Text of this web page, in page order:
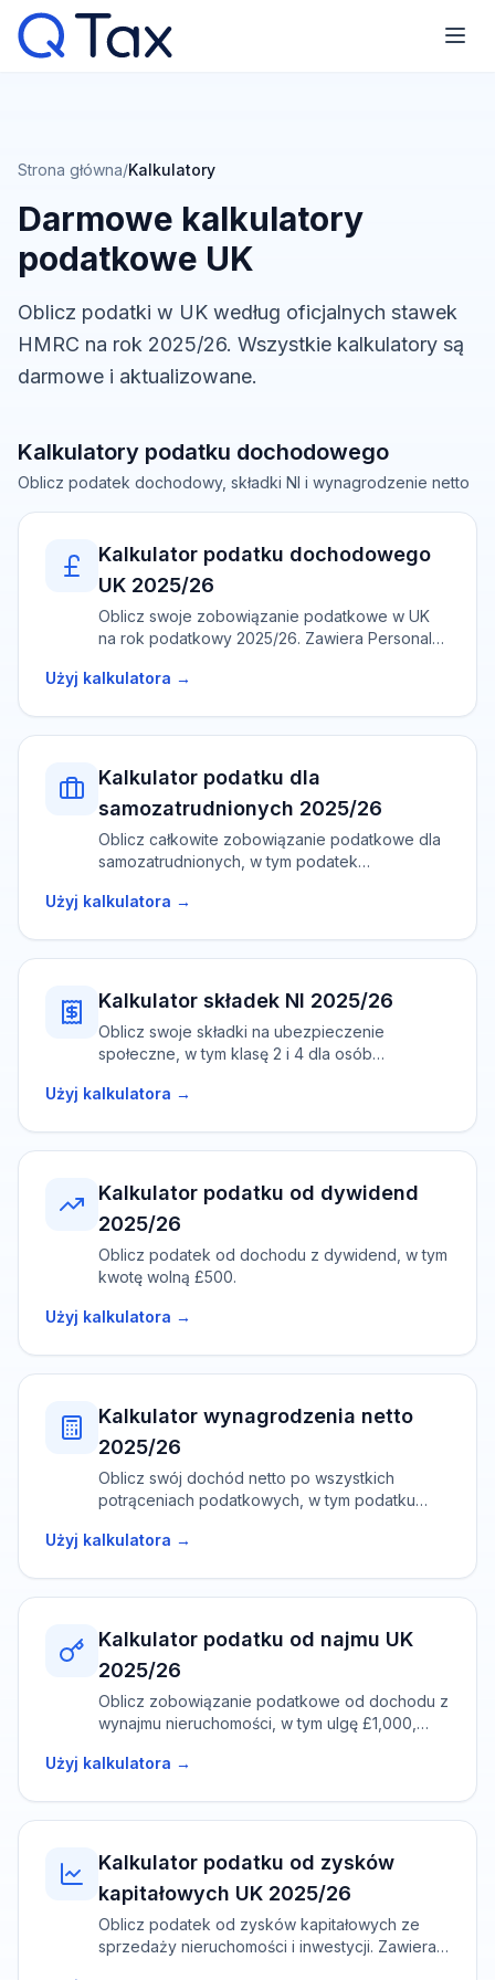
Strona główna/Kalkulatory
Darmowe kalkulatory
podatkowe UK
Oblicz podatki w UK według oficjalnych stawek
HMRC na rok 2025/26. Wszystkie kalkulatory są
darmowe i aktualizowane.
Kalkulatory podatku dochodowego
Oblicz podatek dochodowy, składki NI i wynagrodzenie netto
Kalkulator podatku dochodowego
UK 2025/26
Oblicz swoje zobowiązanie podatkowe w UK
na rok podatkowy 2025/26. Zawiera Personal
podatników szkockich.
Użyj kalkulatora →
Kalkulator podatku dla
samozatrudnionych 2025/26
Oblicz całkowite zobowiązanie podatkowe dla
samozatrudnionych, w tym podatek
społeczne (klasa 2 i 4).
Użyj kalkulatora →
Kalkulator składek NI 2025/26
Oblicz swoje składki na ubezpieczenie
społeczne, w tym klasę 2 i 4 dla osób
Użyj kalkulatora →
Kalkulator podatku od dywidend
2025/26
Oblicz podatek od dochodu z dywidend, w tym
kwotę wolną £500.
Użyj kalkulatora →
Kalkulator wynagrodzenia netto
2025/26
Oblicz swój dochód netto po wszystkich
potrąceniach podatkowych, w tym podatku
spłaty pożyczki studenckiej.
Użyj kalkulatora →
Kalkulator podatku od najmu UK
2025/26
Oblicz zobowiązanie podatkowe od dochodu z
wynajmu nieruchomości, w tym ulgę £1,000,
zużycie.
Użyj kalkulatora →
Kalkulator podatku od zysków
kapitałowych UK 2025/26
Oblicz podatek od zysków kapitałowych ze
sprzedaży nieruchomości i inwestycji. Zawiera